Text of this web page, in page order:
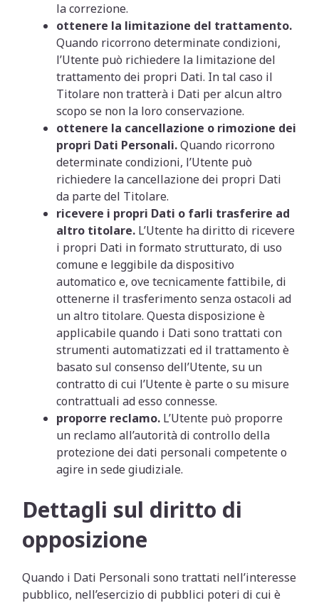
la correzione.
ottenere la limitazione del trattamento.
Quando ricorrono determinate condizioni,
l’Utente può richiedere la limitazione del
trattamento dei propri Dati. In tal caso il
Titolare non tratterà i Dati per alcun altro
scopo se non la loro conservazione.
ottenere la cancellazione o rimozione dei
propri Dati Personali.Quando ricorrono
determinate condizioni, l’Utente può
richiedere la cancellazione dei propri Dati
da parte del Titolare.
ricevere i propri Dati o farli trasferire ad
altro titolare. L’Utente ha diritto di ricevere
i propri Dati in formato strutturato, di uso
comune e leggibile da dispositivo
automatico e, ove tecnicamente fattibile, di
ottenerne il trasferimento senza ostacoli ad
un altro titolare. Questa disposizione è
applicabile quando i Dati sono trattati con
strumenti automatizzati ed il trattamento è
basato sul consenso dell’Utente, su un
contratto di cui l’Utente è parte o su misure
contrattuali ad esso connesse.
proporre reclamo. L’Utente può proporre
un reclamo all’autorità di controllo della
protezione dei dati personali competente o
agire in sede giudiziale.
Dettagli sul diritto di
opposizione
Quando i Dati Personali sono trattati nell’interesse
pubblico, nell’esercizio di pubblici poteri di cui è